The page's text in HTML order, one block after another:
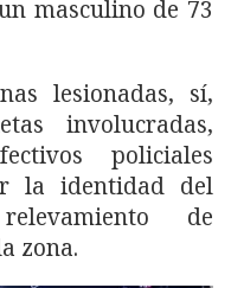
masculino de 73
lesionadas, sí,
involucradas,
policiales
la identidad del
de
zona.